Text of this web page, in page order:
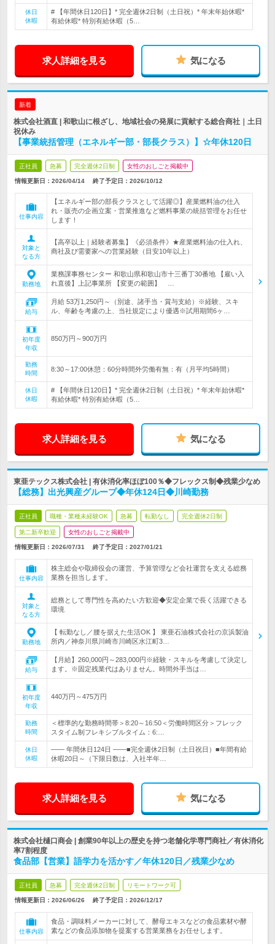
休日
休暇
# 【年間休日120日】* 完全週休2日制（土日祝）* 年末年始休暇*
有給休暇* 特別有給休暇（5…
求人詳細を見る 気になる
新着
株式会社酒直 | 和歌山に根ざし、地域社会の発展に貢献する総合商社｜土日
祝休み
【事業統括管理（エネルギー部・部長クラス）】☆年休120日
正社員 急募 完全週休2日制 女性のおしごと掲載中
情報更新日：2026/04/14 終了予定日： 2026/10/12
仕事内容
【エネルギー部の部長クラスとして活躍◎】産業燃料油の仕入
れ・販売の企画立案・営業推進など燃料事業の統括管理をお任せ
します！
対象と
なる方
【高卒以上｜経験者募集】《必須条件》★産業燃料油の仕入れ、
商社及び需要家への営業経験（目安10年以上）
勤務地
業務課事務センター 和歌山県和歌山市十三番丁30番地 【雇い入
れ直後】上記事業所 【変更の範囲】 …
給与
月給 53万1,250円～（別途、諸手当・賞与支給）※経験、スキ
ル、年齢を考慮の上、当社規定により優遇※試用期間6ヶ…
初年度
年収
850万円～900万円
勤務
時間
8:30～17:00休憩：60分時間外労働有無：有（月平均5時間）
休日
休暇
# 【年間休日120日】* 完全週休2日制（土日祝）* 年末年始休暇*
有給休暇* 特別有給休暇（5…
求人詳細を見る 気になる
東亜テックス株式会社 | 有休消化率ほぼ100％◆フレックス制◆残業少なめ
【総務】出光興産グループ◆年休124日◆川崎勤務
正社員 職種・業種未経験OK 急募 転勤なし 完全週休2日制
第二新卒歓迎 女性のおしごと掲載中
情報更新日：2026/07/31 終了予定日： 2027/01/21
仕事内容
株主総会や取締役会の運営、予算管理など会社運営を支える総務
業務を担当します。
対象と
なる方
総務として専門性を高めたい方歓迎◆安定企業で長く活躍できる
環境
勤務地
【 転勤なし／腰を据えた生活OK 】 東亜石油株式会社の京浜製油
所内／神奈川県川崎市川崎区水江町3…
給与
【月給】260,000円～283,000円※経験・スキルを考慮して決定し
ます。※固定残業代はありません。時間外手当は…
初年度
年収
440万円～475万円
勤務
時間
＜標準的な勤務時間帯＞8:20～16:50＜労働時間区分＞フレック
スタイム制フレキシブルタイム：6:…
休日
休暇
―― 年間休日124日 ――■完全週休2日制（土日祝日）■年間有給
休暇20日～（下限日数は、入社半年…
求人詳細を見る 気になる
株式会社樋口商会 | 創業90年以上の歴史を持つ老舗化学専門商社／有休消化
率7割程度
食品部【営業】語学力を活かす／年休120日／残業少なめ
正社員 急募 完全週休2日制 リモートワーク可
情報更新日：2026/06/26 終了予定日： 2026/12/17
仕事内容
食品・調味料メーカーに対して、酵母エキスなどの食品素材や酵
素などの食品添加物を提案する営業業務をお任せします。